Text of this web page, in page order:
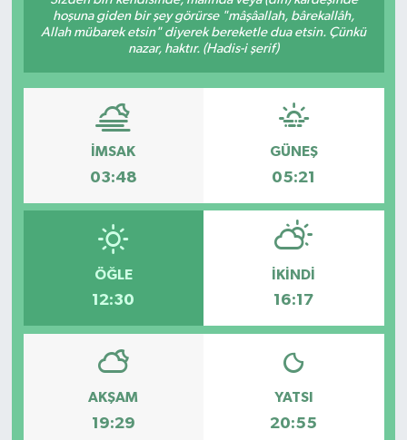
hoşuna giden bir şey görürse "mâşâallah, bârekallâh,
Allah mübarek etsin" diyerek bereketle dua etsin. Çünkü
nazar, haktır. (Hadis-i şerif)
İMSAK
03:48
GÜNEŞ
05:21
ÖĞLE
12:30
İKINDI
16:17
AKŞAM
19:29
YATSI
20:55
Hakkari Haber
KADIN
KÜLTÜR SANAT
MAKALE
POLİTİKA
REKLAM
SAĞLIK